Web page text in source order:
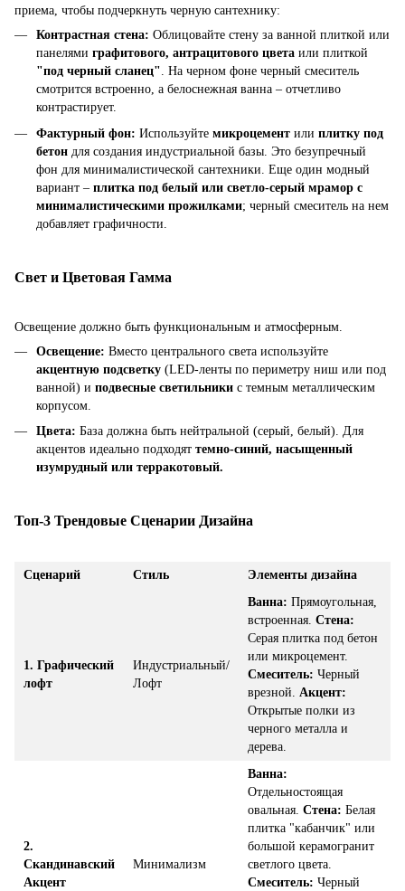
приема, чтобы подчеркнуть черную сантехнику:
Контрастная стена: Облицовайте стену за ванной плиткой или
панелями графитового, антрацитового цвета или плиткой
"под черный сланец". На черном фоне черный смеситель
смотрится встроенно, а белоснежная ванна – отчетливо
контрастирует.
Фактурный фон: Используйте микроцемент или плитку под
бетон для создания индустриальной базы. Это безупречный
фон для минималистической сантехники. Еще один модный
вариант – плитка под белый или светло-серый мрамор с
минималистическими прожилками; черный смеситель на нем
добавляет графичности.
Свет и Цветовая Гамма
Освещение должно быть функциональным и атмосферным.
Освещение: Вместо центрального света используйте
акцентную подсветку (LED-ленты по периметру ниш или под
ванной) и подвесные светильники с темным металлическим
корпусом.
Цвета: База должна быть нейтральной (серый, белый). Для
акцентов идеально подходят темно-синий, насыщенный
изумрудный или терракотовый.
Топ-3 Трендовые Сценарии Дизайна
Сценарий Стиль Элементы дизайна
1. Графический
лофт
Индустриальный/
Лофт
Ванна: Прямоугольная,
встроенная. Стена:
Серая плитка под бетон
или микроцемент.
Смеситель: Черный
врезной. Акцент:
Открытые полки из
черного металла и
дерева.
2.
Скандинавский
Акцент
Минимализм
Ванна:
Отдельностоящая
овальная. Стена: Белая
плитка "кабанчик" или
большой керамогранит
светлого цвета.
Смеситель: Черный